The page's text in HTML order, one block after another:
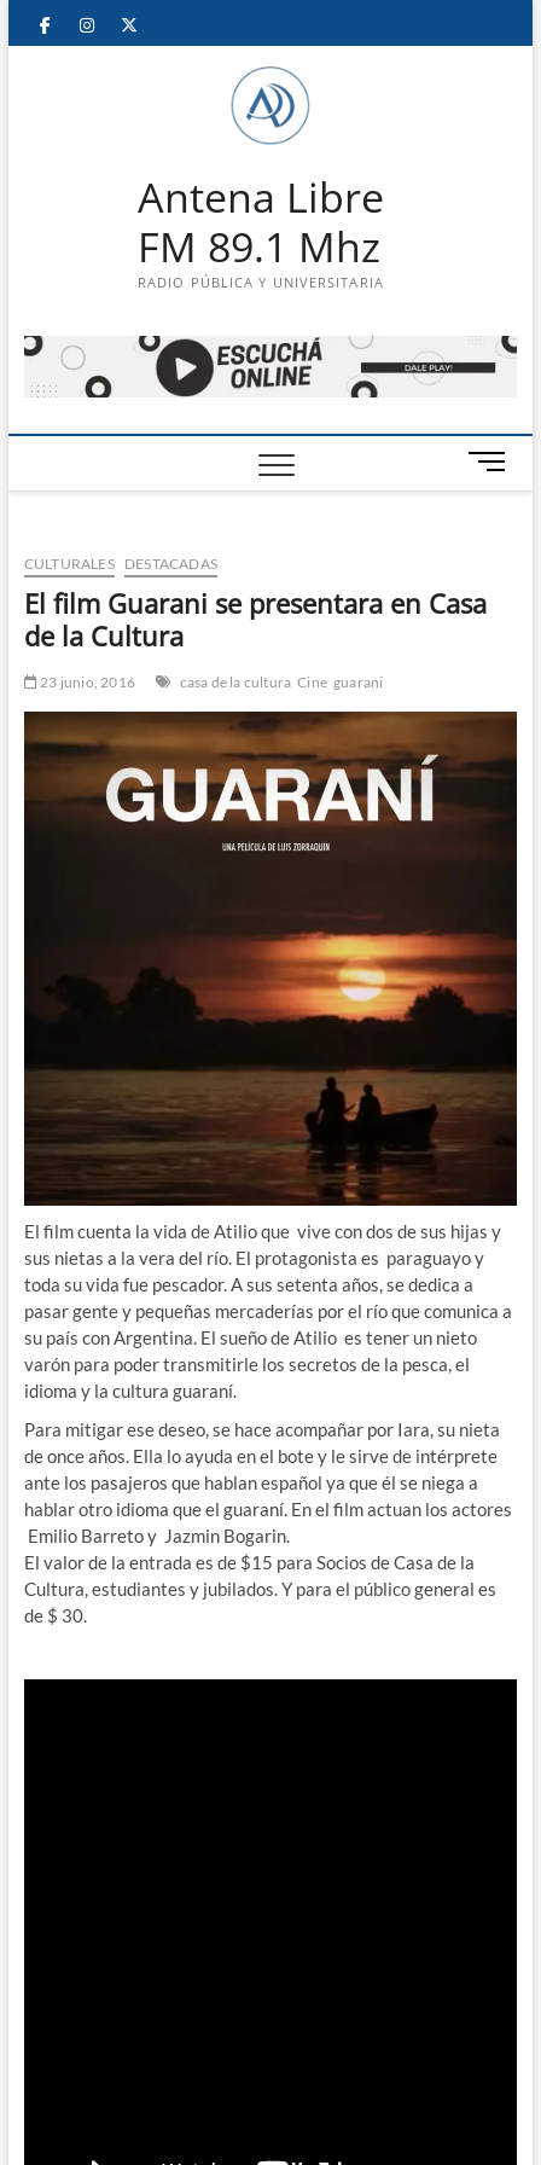
Saltar
FacebookInstagram
Antena Libre
FM 89.1 Mhz
RADIO PÚBLICA Y UNIVERSITARIA
B
o
d
e
CULTURALES DESTACADAS
El film Guarani se presentara en Casa
de la Cultura
23 junio, 2016 casa de la cultura Cine guarani
El film cuenta la vida de Atilio que vive con dos de sus hijas y
sus nietas a la vera del río. El protagonista es paraguayo y
toda su vida fue pescador. A sus setenta años, se dedica a
pasar gente y pequeñas mercaderías por el río que comunica a
su país con Argentina. El sueño de Atilio es tener un nieto
varón para poder transmitirle los secretos de la pesca, el
idioma y la cultura guaraní.
Para mitigar ese deseo, se hace acompañar por Iara, su nieta
de once años. Ella lo ayuda en el bote y le sirve de intérprete
ante los pasajeros que hablan español ya que él se niega a
hablar otro idioma que el guaraní. En el film actuan los actores
Emilio Barreto y Jazmin Bogarin.
El valor de la entrada es de $15 para Socios de Casa de la
Cultura, estudiantes y jubilados. Y para el público general es
de $ 30.